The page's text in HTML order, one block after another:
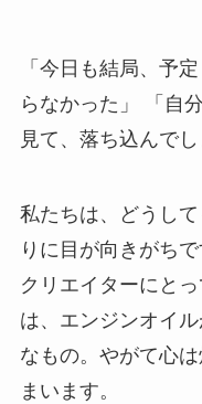
「今日も結局、予
らなかった」 「自
見て、落ち込んでし
私たちは、どうし
りに目が向きがち
クリエイターにと
は、エンジンオイ
なもの。やがて心
まいます。